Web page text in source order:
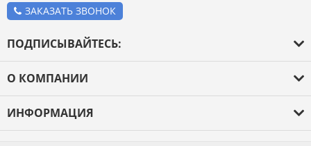
Товар . Качественный? Какие его плюсы и минусы?
ЗАКАЗАТЬ ЗВОНОК
ПОДПИСЫВАЙТЕСЬ:
О КОМПАНИИ
ИНФОРМАЦИЯ
Каталог товаров